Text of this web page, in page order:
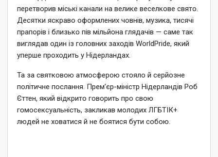
перетворив міські канали на велике веселкове свято.
Десятки яскраво оформлених човнів, музика, тисячі
прапорів і близько пів мільйона глядачів — саме так
виглядав один із головних заходів WorldPride, який
уперше проходить у Нідерландах.
Та за святковою атмосферою стояло й серйозне
політичне послання. Прем’єр-міністр Нідерландів Роб
Єттен, який відкрито говорить про свою
гомосексуальність, закликав молодих ЛГБТІК+
людей не ховатися й не боятися бути собою.